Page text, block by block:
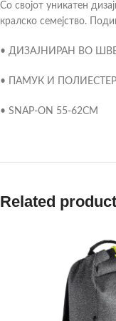
Со својот уникатен
кралско семејство.
• ДИЗАЈНИРАН ВО
• ПАМУК И ПОЛИЕСТЕР
• SNAP-ON 55-62CM
Related